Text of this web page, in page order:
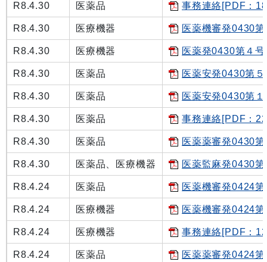
R8.4.30 医薬品 事務連絡[PDF：
R8.4.30 医療機器 医薬機審発0430
R8.4.30 医療機器 医薬発0430第４
R8.4.30 医薬品 医薬安発0430第
R8.4.30 医薬品 医薬安発0430第
R8.4.30 医薬品 事務連絡[PDF：
R8.4.30 医薬品 医薬薬審発0430
R8.4.30 医薬品、医療機器 医薬監麻発0430
R8.4.24 医薬品 医薬機審発0424
R8.4.24 医療機器 医薬機審発0424
R8.4.24 医療機器 事務連絡[PDF：
R8.4.24 医薬品 医薬薬審発0424